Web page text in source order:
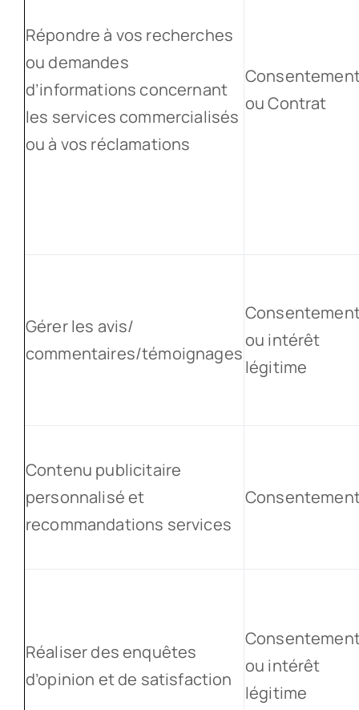
Répondre à vos recherches
ou demandes
d’informations concernant
les services commercialisés
ou à vos réclamations
ou Contrat
Gérer les avis/
commentaires/témoignages
ou intérêt
légitime
Contenu publicitaire
personnalisé et
recommandations services
Réaliser des enquêtes
d’opinion et de satisfaction
ou intérêt
légitime